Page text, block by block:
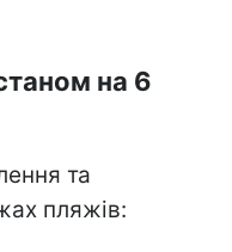
на 6
та
пляжів: